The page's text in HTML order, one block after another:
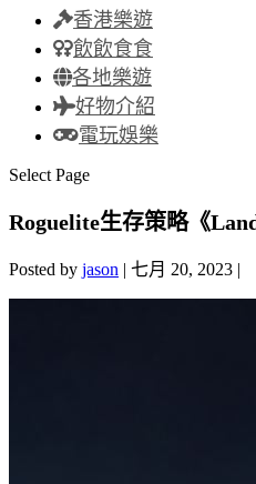
香港樂遊
飲飲食食
各地樂遊
好物介紹
電玩娛樂
Select Page
Roguelite生存策略《
Posted by jason | 七月 20, 2023 |